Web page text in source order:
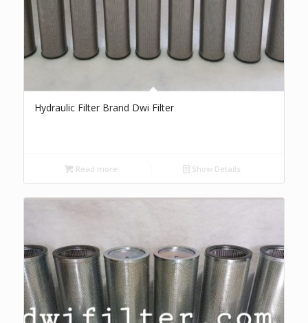
Hydraulic Filter Brand Dwi Filter
Read more Show Details